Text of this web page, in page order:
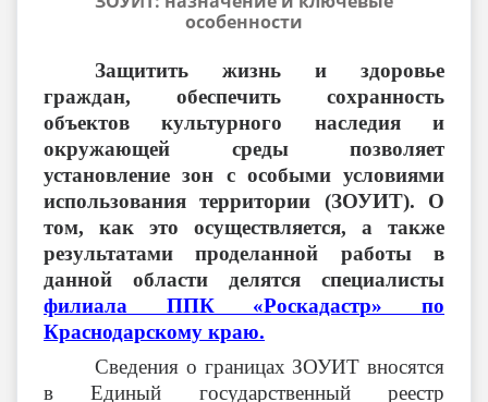
особенности
Защитить жизнь и здоровье
граждан, обеспечить сохранность
объектов культурного наследия и
окружающей среды позволяет
установлениезон с особыми условиями
использования территории (ЗОУИТ). О
том, как это осуществляется, а также
результатами проделанной работы в
данной области делятся специалисты
филиала ППК «Роскадастр» по
Краснодарскому краю.
Сведения о границах ЗОУИТ вносятся
в Единый государственный реестр